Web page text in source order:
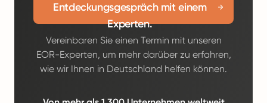
Entdeckungsgespräch mit einem
Experten.
Vereinbaren Sie einen Termin mit unseren
EOR-Experten, um mehr darüber zu erfahren,
wie wir Ihnen in Deutschland helfen können.